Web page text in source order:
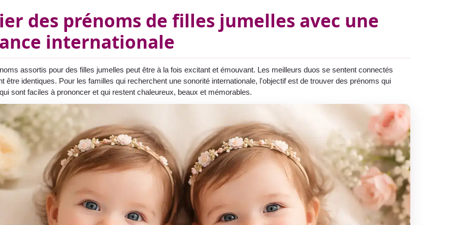
des prénoms de filles jumelles avec une
internationale
assortis pour des filles jumelles peut être à la fois excitant et émouvant. Les meilleurs duos se sentent connectés
être identiques. Pour les familles qui recherchent une sonorité internationale, l'objectif est de trouver des prénoms qui
sont faciles à prononcer et qui restent chaleureux, beaux et mémorables.